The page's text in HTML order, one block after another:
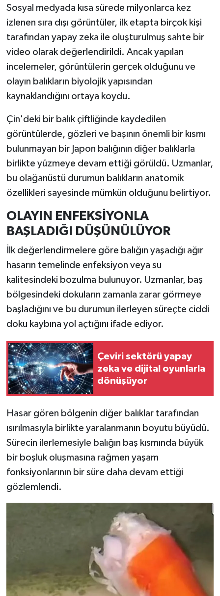
Sosyal medyada kısa sürede milyonlarca kez
izlenen sıra dışı görüntüler, ilk etapta birçok kişi
tarafından yapay zeka ile oluşturulmuş sahte bir
video olarak değerlendirildi. Ancak yapılan
incelemeler, görüntülerin gerçek olduğunu ve
olayın balıkların biyolojik yapısından
kaynaklandığını ortaya koydu.
Çin'deki bir balık çiftliğinde kaydedilen
görüntülerde, gözleri ve başının önemli bir kısmı
bulunmayan bir Japon balığının diğer balıklarla
birlikte yüzmeye devam ettiği görüldü. Uzmanlar,
bu olağanüstü durumun balıkların anatomik
özellikleri sayesinde mümkün olduğunu belirtiyor.
OLAYIN ENFEKSİYONLA
BAŞLADIĞI DÜŞÜNÜLÜYOR
İlk değerlendirmelere göre balığın yaşadığı ağır
hasarın temelinde enfeksiyon veya su
kalitesindeki bozulma bulunuyor. Uzmanlar, baş
bölgesindeki dokuların zamanla zarar görmeye
başladığını ve bu durumun ilerleyen süreçte ciddi
doku kaybına yol açtığını ifade ediyor.
Çeviri sektörü yapay
zeka ve dijital oyunlarla
dönüşüyor
Hasar gören bölgenin diğer balıklar tarafından
ısırılmasıyla birlikte yaralanmanın boyutu büyüdü.
Sürecin ilerlemesiyle balığın baş kısmında büyük
bir boşluk oluşmasına rağmen yaşam
fonksiyonlarının bir süre daha devam ettiği
gözlemlendi.
Hisarcık
Köşe Yazıları
Kültür Sanat
Magazin
Otomobil
Pazarlar
Resmi İlan
Rüya Tabirleri
Sağlık
Şaphane
Simav
Siyaset
Spor
Teknoloji
Türkiye
Yaşam